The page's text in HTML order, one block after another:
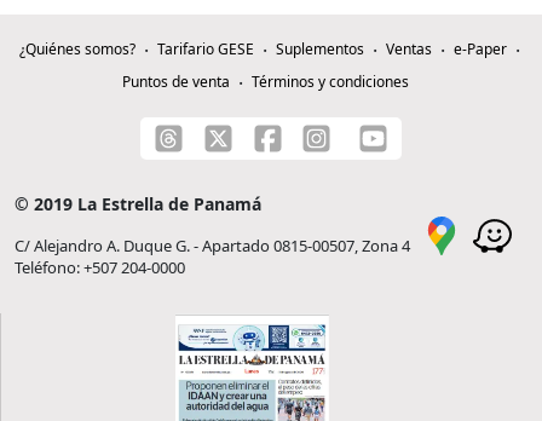
¿Quiénes somos? Tarifario GESE Suplementos Ventas
e-Paper
Puntos de venta
Términos y condiciones
© 2019 La Estrella de Panamá
C/ Alejandro A. Duque G. - Apartado 0815-00507, Zona 4
Teléfono: +507 204-0000